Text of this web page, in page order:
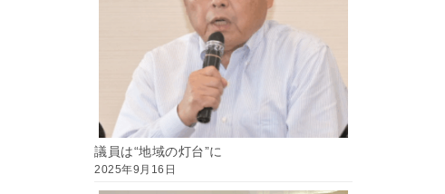
議員は“地域の灯台”に
2025年9月16日